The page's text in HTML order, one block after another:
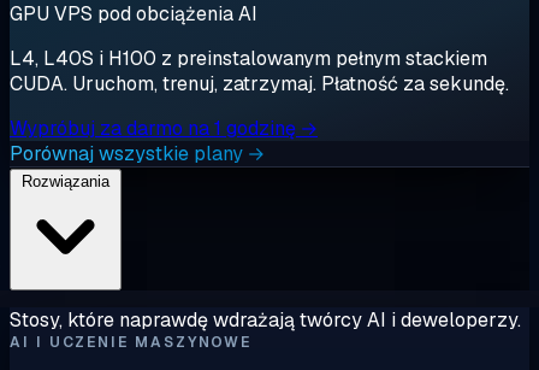
GPU VPS pod obciążenia AI
L4, L40S i H100 z preinstalowanym pełnym stackiem
CUDA. Uruchom, trenuj, zatrzymaj. Płatność za sekundę.
Wypróbuj za darmo na 1 godzinę →
Porównaj wszystkie plany →
Rozwiązania
Stosy, które naprawdę wdrażają twórcy AI i deweloperzy.
AI I UCZENIE MASZYNOWE